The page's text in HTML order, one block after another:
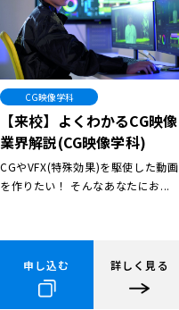
CG映像学科
【来校】よくわかるCG映像
業界解説(CG映像学科)
CGやVFX(特殊効果)を駆使した動画
を作りたい！ そんなあなたにお...
申し込む 詳しく見る